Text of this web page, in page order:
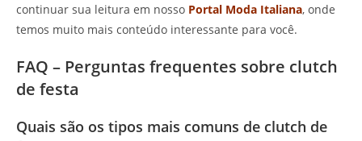
continuar sua leitura em nosso Portal Moda Italiana, onde
temos muito mais conteúdo interessante para você.
FAQ – Perguntas frequentes sobre clutch
de festa
Quais são os tipos mais comuns de clutch de